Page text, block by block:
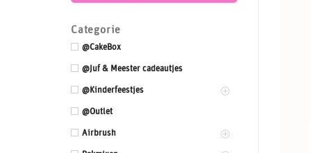
Categorie
@CakeBox
@Juf & Meester cadeautjes
@Kinderfeestjes
@Outlet
Airbrush